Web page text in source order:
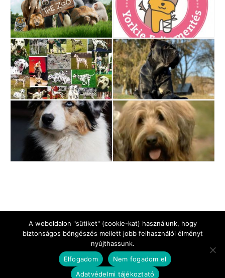
Jogi Nyilatkozat Impresszum
Adatkezelési tájékoztató
A weboldalon "sütiket" (cookie-kat) használunk, hogy
biztonságos böngészés mellett jobb felhasználói élményt
nyújthassunk.
Elfogadom
Nem fogadom el
Adatvédelmi tájékoztató